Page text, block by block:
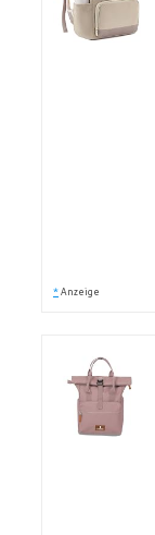
* Anzeige